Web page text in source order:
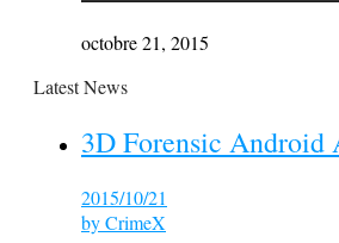
octobre 21, 2015
Latest News
3D Forensic Android
2015/10/21
byCrimeX